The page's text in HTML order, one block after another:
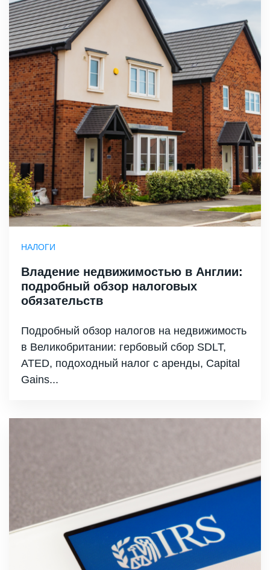
НАЛОГИ
Владение недвижимостью в Англии:
подробный обзор налоговых
обязательств
Подробный обзор налогов на недвижимость
в Великобритании: гербовый сбор SDLT,
ATED, подоходный налог с аренды, Capital
Gains...